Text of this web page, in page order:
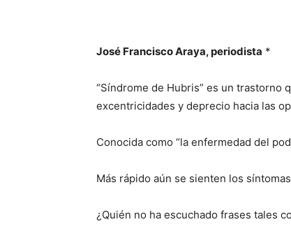
José Francisco Araya, periodista *
“Síndrome de Hubris” es un trastorno
excentricidades y deprecio hacia las
Conocida como “la enfermedad del
Más rápido aún se sienten los
¿Quién no ha escuchado frases tales